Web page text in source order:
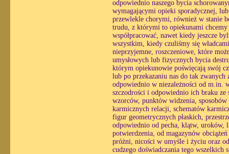
odpowiednio naszego bycia
wymagającymi opieki sporadycznej,
przewlekle chorymi, również w stanie
trudu, z którymi to opiekunami
współpracować, nawet kiedy jeszcze
wszystkim, kiedy czuliśmy się
nieprzyjemne, roszczeniowe, które
umysłowych lub fizycznych bycia
którym opiekunowie poświęcają swój
lub po przekazaniu nas do tak
odpowiednio w niezależności od m.in.
szczodrości i odpowiednio ich braku
wzorców, punktów widzenia,
karmicznych relacji, schematów
figur geometrycznych płaskich,
odpowiednio od pecha, klątw, uroków,
potwierdzenia, od magazynów
próżni, nicości w umyśle i życiu oraz
cudzego doświadczania tego wszelkich